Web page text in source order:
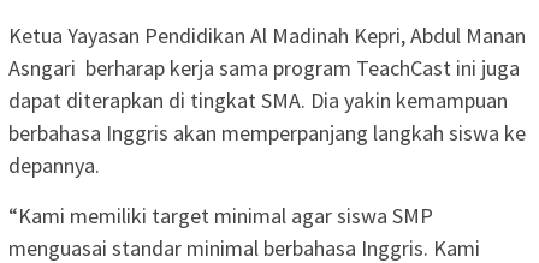
Ketua Yayasan Pendidikan Al Madinah Kepri, Abdul Manan
Asngari berharap kerja sama program TeachCast ini juga
dapat diterapkan di tingkat SMA. Dia yakin kemampuan
berbahasa Inggris akan memperpanjang langkah siswa ke
depannya.
“Kami memiliki target minimal agar siswa SMP
menguasai standar minimal berbahasa Inggris. Kami